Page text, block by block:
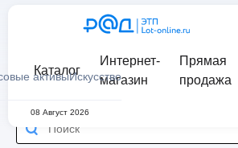
активыИскусство
Каталог
Интернет-
магазин
Прямая
продажа
08 Август 2026